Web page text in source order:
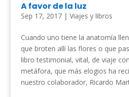
A favor de la luz
Sep 17, 2017| Viajes y libros
Cuando uno tiene la anatomía
que broten allí las flores o que
libro testimonial, vital, de viaje
metáfora, que más elogios ha
nuestro colaborador, Ricardo